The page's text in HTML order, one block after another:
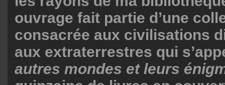
ouvrage fait partie d’une
consacrée aux civilisations
aux extraterrestres qui
autres mondes et leurs